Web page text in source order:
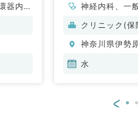
器内
神経内科、一
科、呼吸器内
内科、血液内
クリニック(保
神奈川県伊勢
水
<